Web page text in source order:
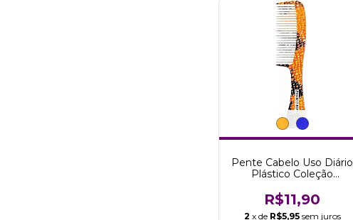
Pente Cabelo Uso Diário
Plástico Coleção
R$11,90
2 x de R$5,95 sem juros